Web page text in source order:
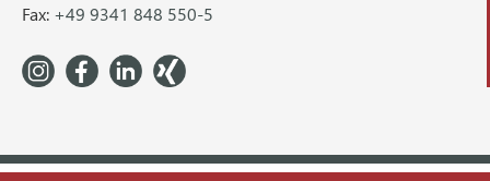
Fax: +49 9341 848 550-5